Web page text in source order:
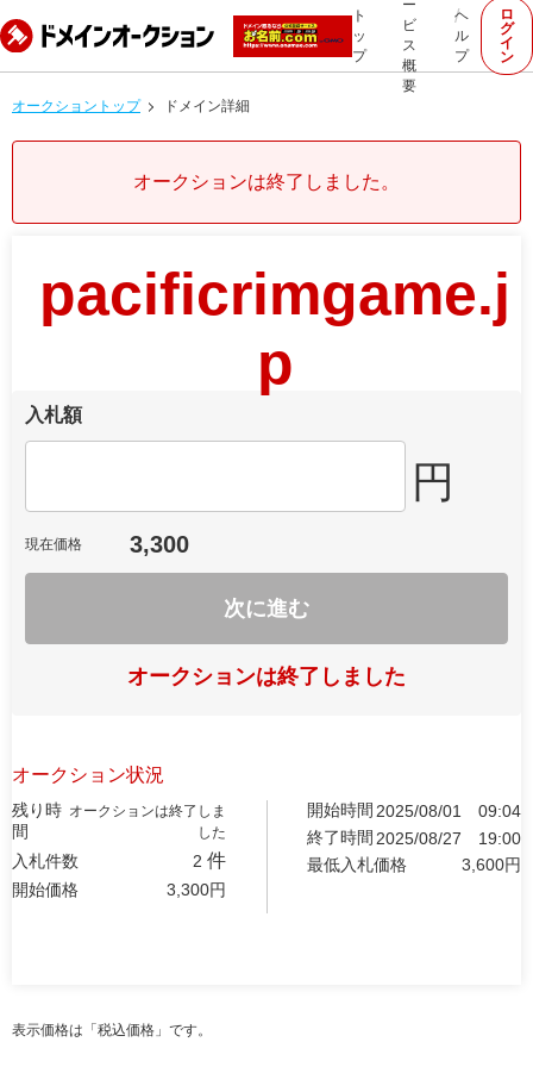
ト
ッ
プ
ー
ビ
ス
概
要
ヘ
ル
プ
ロ
グ
イ
ン
オークショントップ ドメイン詳細
オークションは終了しました。
pacificrimgame.j
p
入札額
円
現在価格 3,300
次に進む
オークションは終了しました
オークション状況
残り時
間
オークションは終了しま
した
入札件数 2 件
開始価格 3,300円
開始時間 2025/08/01
09:04
終了時間 2025/08/27
19:00
最低入札価格
3,600円
表示価格は「税込価格」です。